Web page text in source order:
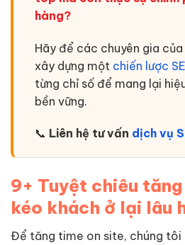
hàng?
Hãy để các chuyên gia của
xây dựng một chiến lược
từng chỉ số để mang lại
bền vững.
📞 Liên hệ tư vấn dịch vụ
9+ Tuyệt chiêu
kéo khách ở lại lâu
Để tăng time on site, chúng tôi